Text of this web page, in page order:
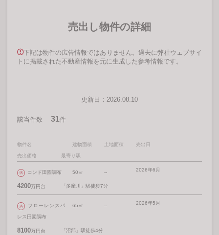
売出し物件の詳細
下記は物件の広告情報ではありません。過去に弊社ウェブサイ
トに掲載された不動産情報を元に生成した参考情報です。
更新日：2026.08.10
該当件数 31件
物件名 売出日
売出価格
建物面積 土地面積
最寄り駅
コンド田園調布 2026年6月
4200万円台
50㎡ --
「多摩川」駅徒歩7分
フローレンスパ
レス田園調布
2026年5月
8100万円台
65㎡ --
「沼部」駅徒歩4分